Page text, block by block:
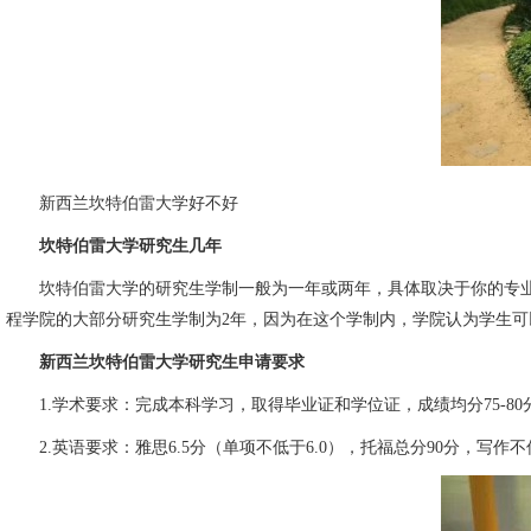
新西兰坎特伯雷大学好不好
坎特伯雷大学研究生几年
坎特伯雷大学的研究生学制一般为一年或两年，具体取决于你的专
程学院的大部分研究生学制为2年，因为在这个学制内，学院认为学生
新西兰坎特伯雷大学研究生申请要求
1.学术要求：完成本科学习，取得毕业证和学位证，成绩均分75-80
2.英语要求：雅思6.5分（单项不低于6.0），托福总分90分，写作不